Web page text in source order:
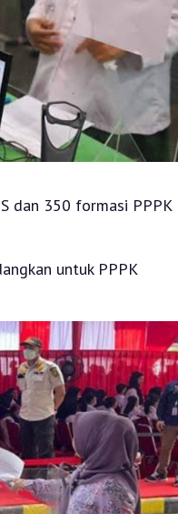
dan 350 formasi PPPK
untuk PPPK